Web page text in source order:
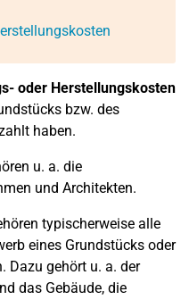
oder Herstellungskosten
bzw. des
haben.
u. a. die
und Architekten.
typischerweise alle
eines Grundstücks oder
Dazu gehört u. a. der
das Gebäude, die